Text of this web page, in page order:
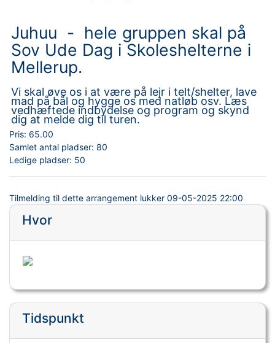
Juhuu - hele gruppen skal på
Sov Ude Dag i Skoleshelterne i
Mellerup.
Vi skal øve os i at være på lejr i telt/shelter, lave
mad på bål og hygge os med natløb osv. Læs
vedhæftede indbydelse og program og skynd
dig at melde dig til turen.
Pris: 65.00
Samlet antal pladser: 80
Ledige pladser: 50
Tilmelding til dette arrangement lukker 09-05-2025 22:00
Hvor
Tidspunkt